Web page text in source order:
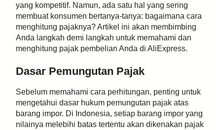
yang kompetitif. Namun, ada satu hal yang sering
membuat konsumen bertanya-tanya: bagaimana cara
menghitung pajaknya? Artikel ini akan membimbing
Anda langkah demi langkah untuk memahami dan
menghitung pajak pembelian Anda di AliExpress.
Dasar Pemungutan Pajak
Sebelum memahami cara perhitungan, penting untuk
mengetahui dasar hukum pemungutan pajak atas
barang impor. Di Indonesia, setiap barang impor yang
nilainya melebihi batas tertentu akan dikenakan pajak